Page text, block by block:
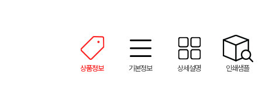
상품정보 기본정보 상세설명 인쇄샘플